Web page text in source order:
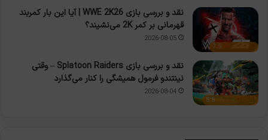
7.5
نقد و بررسی بازی WWE 2K26 | آیا این بار کمربند
قهرمانی بر کمر 2K می‌نشیند؟
2026-08-05
8.5
نقد و بررسی بازی Splatoon Raiders – وقتی
نینتندو فرمول همیشگی را کنار می‌گذارد
2026-08-04